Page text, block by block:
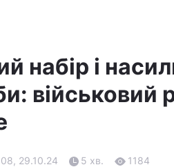
набір і
військовий
29.10.24 5 хв. 1184